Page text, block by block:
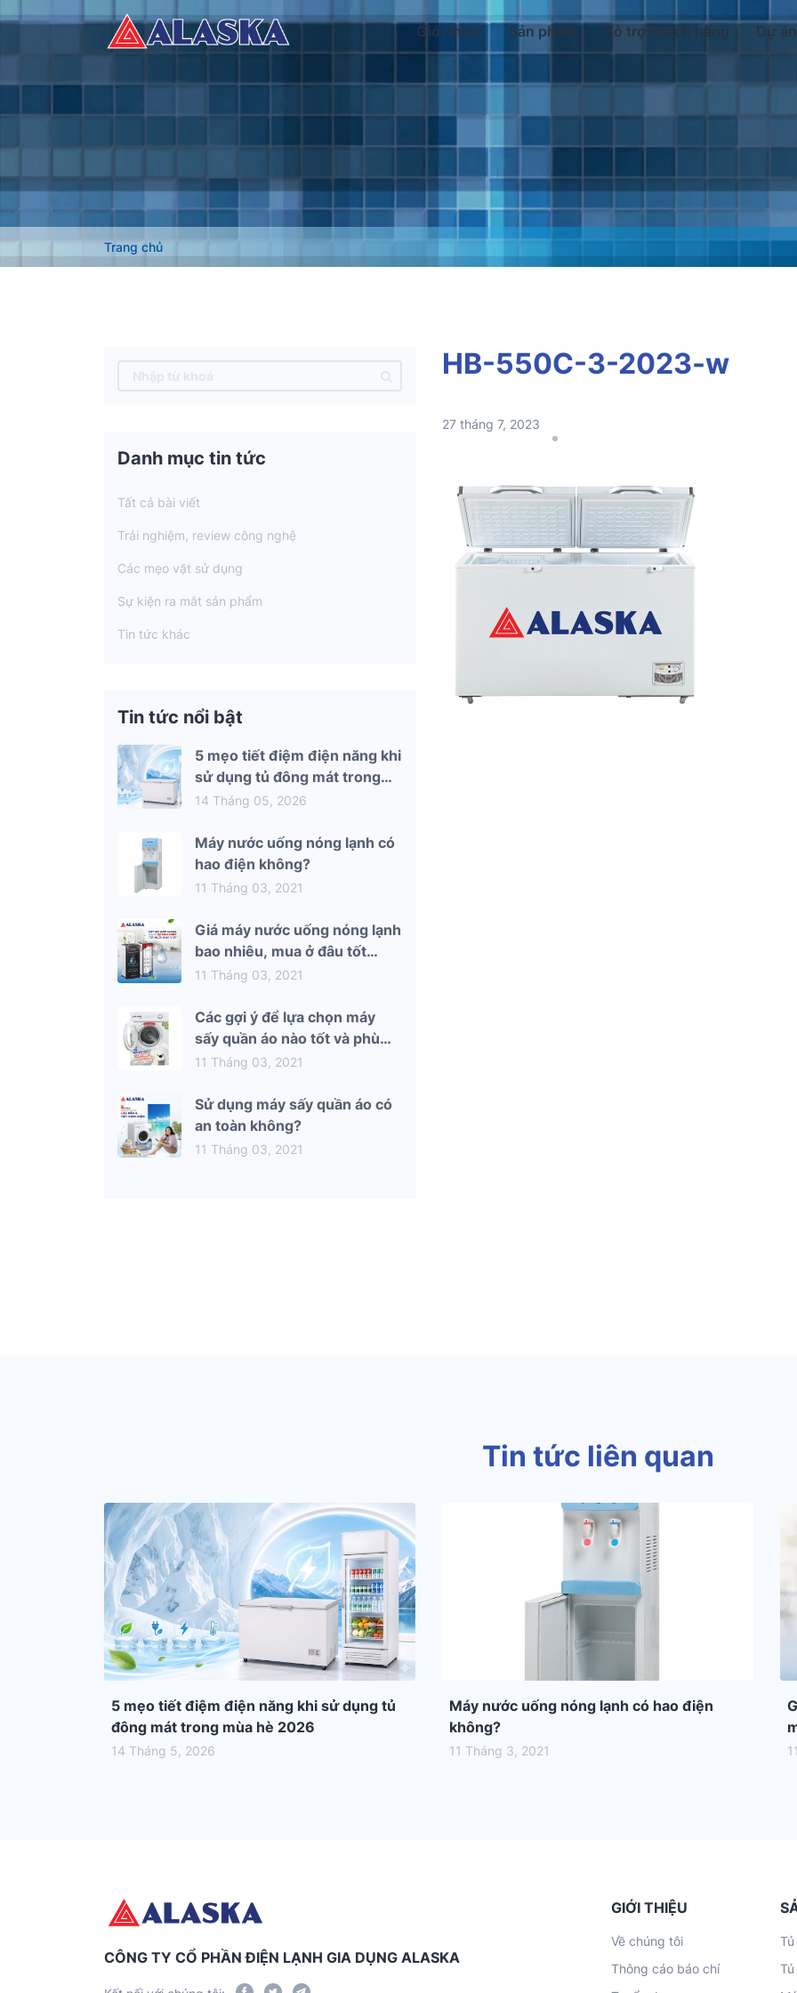
Giới thiệu Sản phẩm Hỗ trợ khách hàng Dự án
Trang chủ
Danh mục tin tức
Tất cả bài viết
Trải nghiệm, review công nghệ
Các mẹo vặt sử dụng
Sự kiện ra mắt sản phẩm
Tin tức khác
Tin tức nổi bật
5 mẹo tiết điệm điện năng khi
sử dụng tủ đông mát trong
mùa hè 2026
14 Tháng 05, 2026
Máy nước uống nóng lạnh có
hao điện không?
11 Tháng 03, 2021
Giá máy nước uống nóng lạnh
bao nhiêu, mua ở đâu tốt
nhất?
11 Tháng 03, 2021
Các gợi ý để lựa chọn máy
sấy quần áo nào tốt và phù
hợp nhất với gia đình bạn
11 Tháng 03, 2021
Sử dụng máy sấy quần áo có
an toàn không?
11 Tháng 03, 2021
HB-550C-3-2023-w
27 tháng 7, 2023
Tin tức liên quan
5 mẹo tiết điệm điện năng khi sử dụng tủ
đông mát trong mùa hè 2026
14 Tháng 5, 2026
Máy nước uống nóng lạnh có hao điện
không?
11 Tháng 3, 2021
CÔNG TY CỔ PHẦN ĐIỆN LẠNH GIA DỤNG ALASKA
GIỚI THIỆU
Về chúng tôi
Thông cáo báo chí